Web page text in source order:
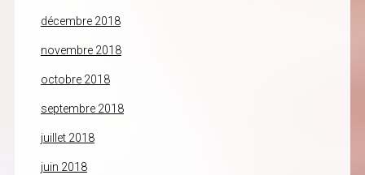
décembre 2018
novembre 2018
octobre 2018
septembre 2018
juillet 2018
juin 2018